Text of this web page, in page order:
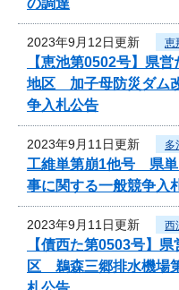
2023年9月12日更新 恵
【恵池第0502号】県
地区 加子母防災ダム
争入札公告
2023年9月11日更新 多
工維単第崩1他号 県
事に関する一般競争入
2023年9月11日更新 西
【債西た第0503号】
区 鵜森三郷排水機場